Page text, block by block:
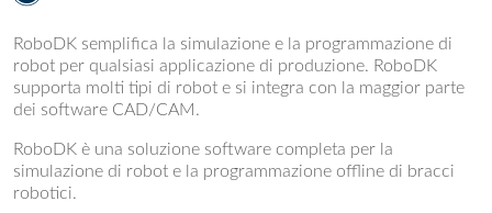
RoboDK semplifica la simulazione e la programmazione di
robot per qualsiasi applicazione di produzione. RoboDK
supporta molti tipi di robot e si integra con la maggior parte
dei software CAD/CAM.
RoboDK è una soluzione software completa per la
simulazione di robot e la programmazione offline di bracci
robotici.